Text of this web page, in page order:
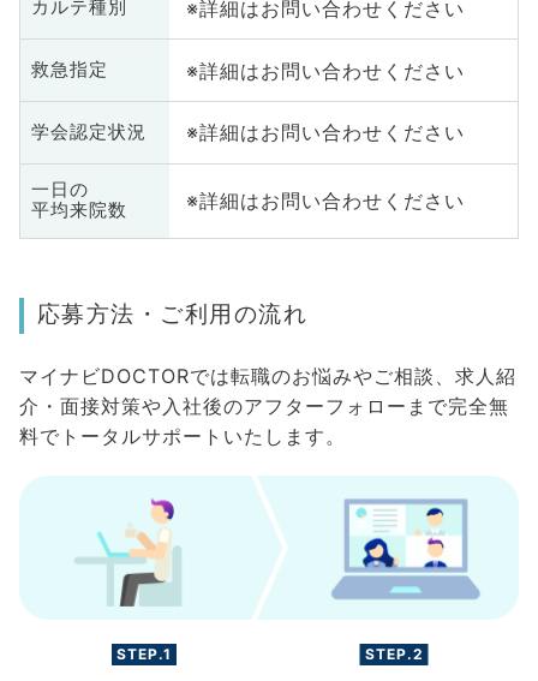
カルテ種別 ※詳細はお問い合わせください
救急指定 ※詳細はお問い合わせください
学会認定状況 ※詳細はお問い合わせください
一日の
平均来院数
※詳細はお問い合わせください
応募方法・ご利用の流れ
マイナビDOCTORでは転職のお悩みやご相談、求人紹
介・面接対策や入社後のアフターフォローまで完全無
料でトータルサポートいたします。
STEP.1 STEP.2